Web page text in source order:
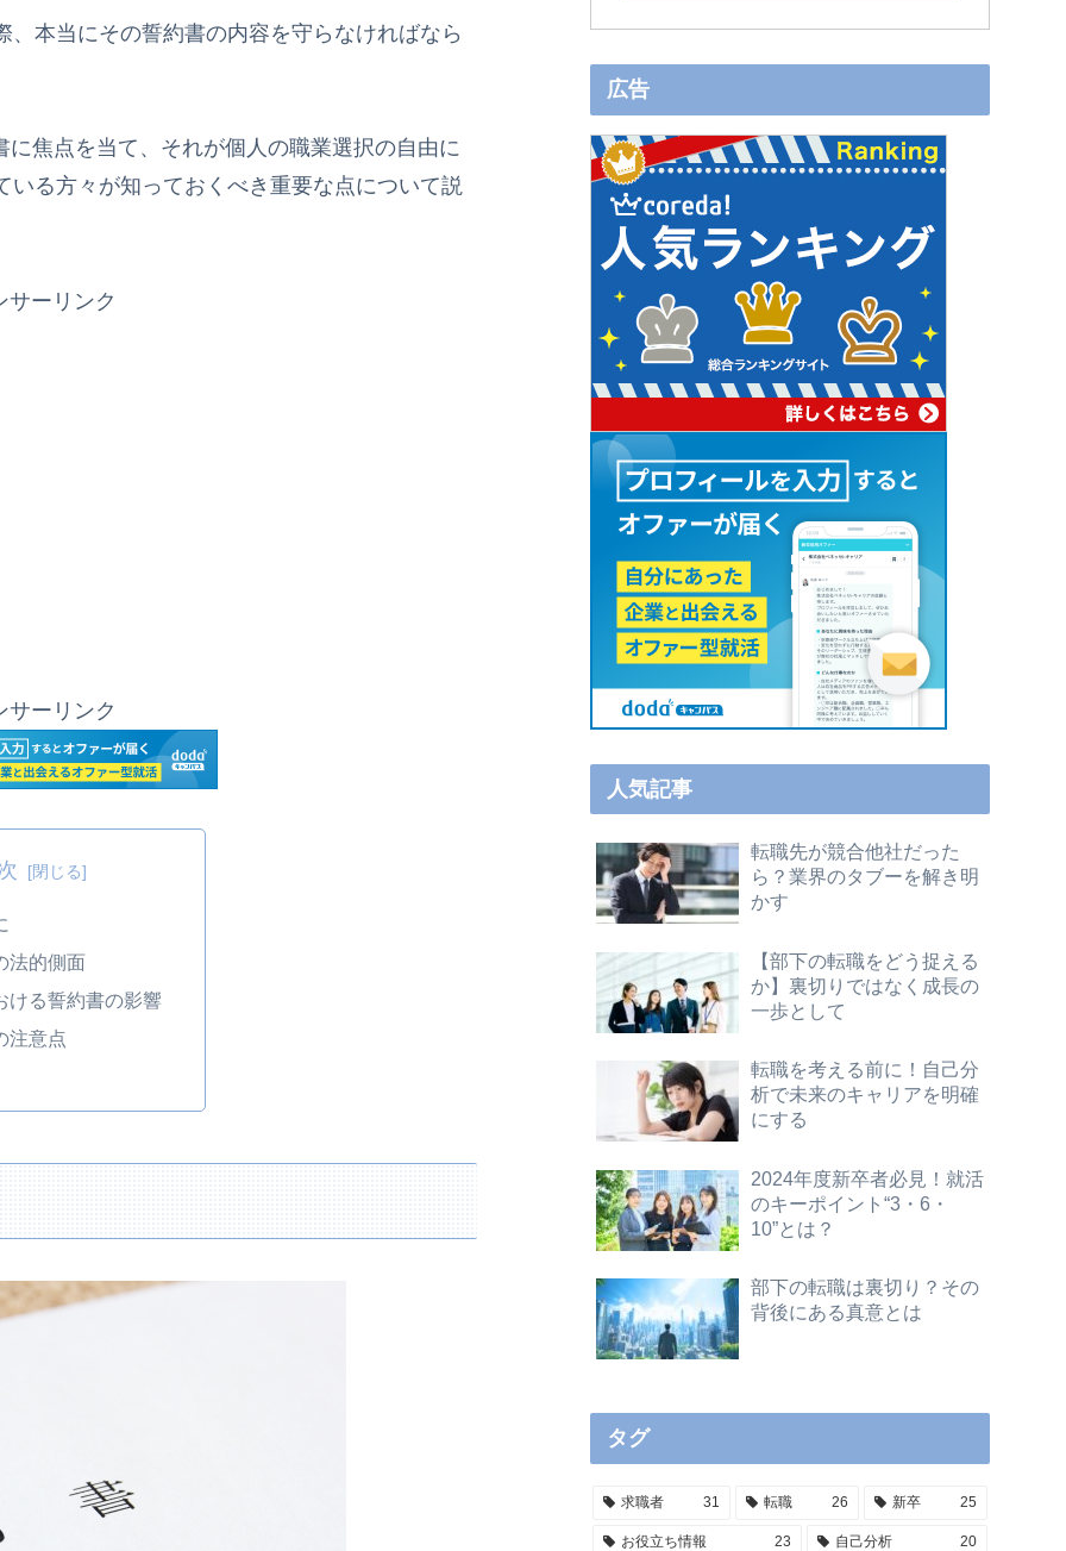
本当にその誓約書の内容を守らなければなら
焦点を当て、それが個人の職業選択の自由に
る方々が知っておくべき重要な点について説
サーリンク
サーリンク
法的側面
ける誓約書の影響
注意点
広告
人気記事
転職先が競合他社だった
ら？業界のタブーを解き明
かす
【部下の転職をどう捉える
か】裏切りではなく成長の
一歩として
転職を考える前に！自己分
析で未来のキャリアを明確
にする
2024年度新卒者必見！就活
のキーポイント“3・6・
10”とは？
部下の転職は裏切り？その
背後にある真意とは
タグ
求職者 31 転職 26 新卒 25
お役立ち情報 23 自己分析 20